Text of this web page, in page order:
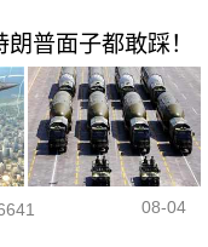
普面子都敢踩！
08-04